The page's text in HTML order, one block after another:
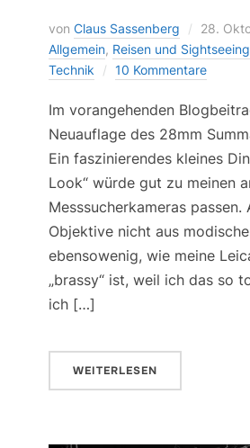
von Claus Sassenberg 28.
Allgemein, Reisen und Sightseeing
Technik
10 Kommentare
Im vorangehenden
Neuauflage des 28mm
Ein faszinierendes kleines
Look“ würde gut zu meinen
Messsucherkameras
Objektive nicht aus
ebensowenig, wie meine
„brassy“ ist, weil ich das so
ich […]
WEITERLESEN